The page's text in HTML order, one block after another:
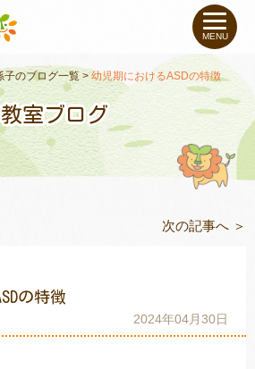
て
さま（０〜６才）
校生のお子さま
MENU
子のブログ一覧 >幼児期におけるASDの特徴
教室ブログ
次の記事へ ＞
の特徴
2024年04月30日